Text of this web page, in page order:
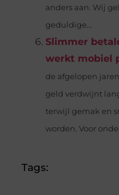
anders aan. Wij
geduldige...
Slimmer
werkt mobiel
de afgelopen
geld verdwijnt
terwijl gemak en
worden. Voor
Tags: